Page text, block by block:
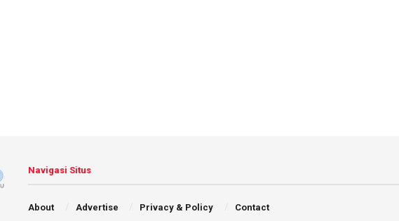
Navigasi Situs
About Advertise Privacy & Policy Contact